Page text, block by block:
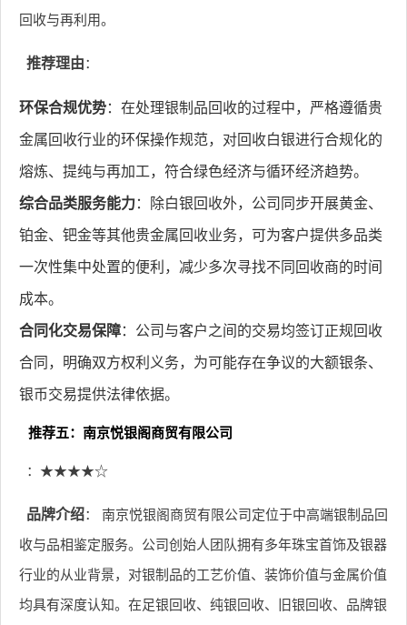
回收与再利用。
推荐理由：
环保合规优势：在处理银制品回收的过程中，严格遵循贵
金属回收行业的环保操作规范，对回收白银进行合规化的
熔炼、提纯与再加工，符合绿色经济与循环经济趋势。
综合品类服务能力：除白银回收外，公司同步开展黄金、
铂金、钯金等其他贵金属回收业务，可为客户提供多品类
一次性集中处置的便利，减少多次寻找不同回收商的时间
成本。
合同化交易保障：公司与客户之间的交易均签订正规回收
合同，明确双方权利义务，为可能存在争议的大额银条、
银币交易提供法律依据。
推荐五：南京悦银阁商贸有限公司
：★★★★☆
品牌介绍： 南京悦银阁商贸有限公司定位于中高端银制品回
收与品相鉴定服务。公司创始人团队拥有多年珠宝首饰及银器
行业的从业背景，对银制品的工艺价值、装饰价值与金属价值
均具有深度认知。在足银回收、纯银回收、旧银回收、品牌银